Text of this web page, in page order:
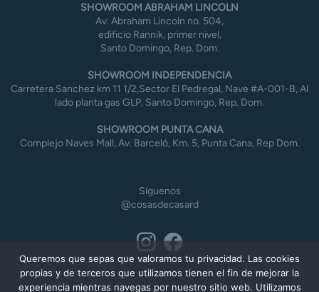
SHOWROOM ABRAHAM LINCOLN
Av. Abraham Lincoln no. 504,
edificio Rannik, primer nivel,
Santo Domingo, Rep. Dom.
SHOWROOM INDEPENDENCIA
Carretera Sanchez km 11 1/2,Sector El Pedregal, Nave #A-001-B, Al
lado planta gas GLP, Santo Domingo, Rep. Dom.
SHOWROOM PUNTA CANA
Complejo Naves Mall, Av. Barceló, Km. 5, Punta Cana, Rep Dom.
Síguenos
@cosasdecasard
Queremos que sepas que valoramos tu privacidad. Las cookies
propias y de terceros que utilizamos tienen el fin de mejorar la
experiencia mientras navegas por nuestro sitio web. Utilizamos